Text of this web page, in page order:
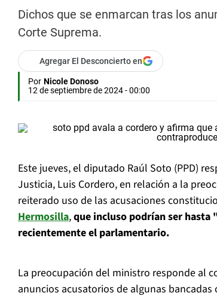
Dichos que se enmarcan tras los
Corte Suprema.
Agregar El Desconcierto en
Por Nicole Donoso
12 de septiembre de 2024 - 00:00
Este jueves, el diputado Raúl Soto (PPD)
Justicia, Luis Cordero, en relación a la
reiterado uso de las acusaciones
Hermosilla,que incluso podrían ser
recientemente el parlamentario.
La preocupación del ministro responde al
anuncios acusatorios de algunas